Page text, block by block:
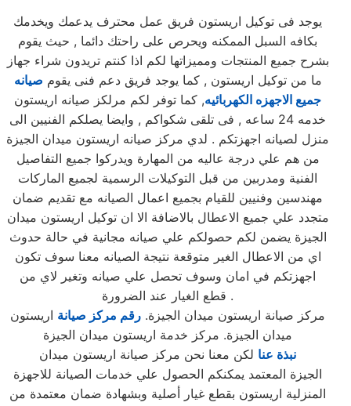
يوجد فى توكيل اريستون فريق عمل محترف يدعمك ويخدمك
بكافه السبل الممكنه ويحرص على راحتك دائما , حيث يقوم
بشرح جميع المنتجات ومميزاتها لكم اذا كنتم تريدون شراء جهاز
ما من توكيل اريستون , كما يوجد فريق دعم فنى يقوم صيانه
جميع الاجهزه الكهربائيه, كما توفر لكم مرلكز صيانه اريستون
خدمه 24 ساعه , فى تلقى شكواكم , وايضا يصلكم الفنيين الى
منزل لصيانه اجهزتكم . لدي مركز صيانه اريستون ميدان الجيزة
من هم علي درجة عاليه من المهارة ويدركوا جميع التفاصيل
الفنية ومدربين من قبل التوكيلات الرسمية لجميع الماركات
مهندسين وفنيين للقيام بجميع اعمال الصيانه مع تقديم ضمان
متجدد علي جميع الاعطال بالاضافة الا ان توكيل اريستون ميدان
الجيزة يضمن لكم حصولكم علي صيانه مجانية في حالة حدوث
اي من الاعطال الغير متوقعة نتيجة الصيانه معنا سوف تكون
اجهزتكم في امان وسوف تحصل علي صيانه وتغير لاي من
قطع الغيار عند الضرورة .
مركز صيانة اريستون ميدان الجيزة. رقم مركز صيانة اريستون
ميدان الجيزة. مركز خدمة اريستون ميدان الجيزة
نبذة عنا لكن معنا نحن مركز صيانة اريستون ميدان
الجيزة المعتمد يمكنكم الحصول علي خدمات الصيانة للاجهزة
المنزلية اريستون بقطع غيار أصلية وبشهادة ضمان معتمدة من